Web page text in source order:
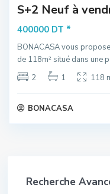
S+2 Neuf à
400000 DT *
BONACASA vous
de 118m² situé dans une
2
1 118
BONACASA
Recherche